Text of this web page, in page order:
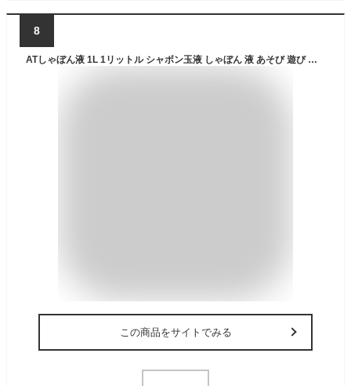
8
ATしゃぼん液 1L 1リットル シャボン玉液 しゃぼん 液 あそび 遊び おもちゃ アーテック 9571
この商品をサイトでみる